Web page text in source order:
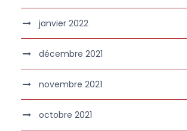
janvier 2022
décembre 2021
novembre 2021
octobre 2021